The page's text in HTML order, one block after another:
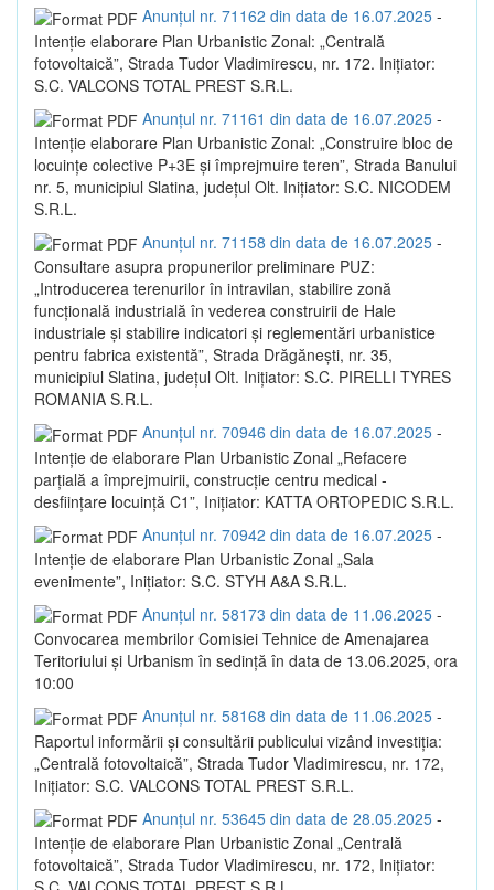
Anunțul nr. 71162 din data de 16.07.2025 -
Intenție elaborare Plan Urbanistic Zonal: „Centrală
fotovoltaică”, Strada Tudor Vladimirescu, nr. 172. Inițiator:
S.C. VALCONS TOTAL PREST S.R.L.
Anunțul nr. 71161 din data de 16.07.2025 -
Intenție elaborare Plan Urbanistic Zonal: „Construire bloc de
locuințe colective P+3E și împrejmuire teren”, Strada Banului
nr. 5, municipiul Slatina, județul Olt. Inițiator: S.C. NICODEM
S.R.L.
Anunțul nr. 71158 din data de 16.07.2025 -
Consultare asupra propunerilor preliminare PUZ:
„Introducerea terenurilor în intravilan, stabilire zonă
funcțională industrială în vederea construirii de Hale
industriale și stabilire indicatori și reglementări urbanistice
pentru fabrica existentă”, Strada Drăgănești, nr. 35,
municipiul Slatina, județul Olt. Inițiator: S.C. PIRELLI TYRES
ROMANIA S.R.L.
Anunțul nr. 70946 din data de 16.07.2025 -
Intenție de elaborare Plan Urbanistic Zonal „Refacere
parțială a împrejmuirii, construcție centru medical -
desființare locuință C1”, Inițiator: KATTA ORTOPEDIC S.R.L.
Anunțul nr. 70942 din data de 16.07.2025 -
Intenție de elaborare Plan Urbanistic Zonal „Sala
evenimente”, Inițiator: S.C. STYH A&A S.R.L.
Anunțul nr. 58173 din data de 11.06.2025 -
Convocarea membrilor Comisiei Tehnice de Amenajarea
Teritoriului și Urbanism în sedință în data de 13.06.2025, ora
10:00
Anunțul nr. 58168 din data de 11.06.2025 -
Raportul informării și consultării publicului vizând investiția:
„Centrală fotovoltaică”, Strada Tudor Vladimirescu, nr. 172,
Inițiator: S.C. VALCONS TOTAL PREST S.R.L.
Anunțul nr. 53645 din data de 28.05.2025 -
Intenție de elaborare Plan Urbanistic Zonal „Centrală
fotovoltaică”, Strada Tudor Vladimirescu, nr. 172, Inițiator: